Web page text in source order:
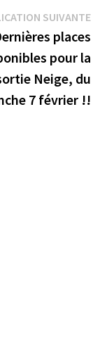
SUIVANTE
places
pour la
Neige, du
7 février !!